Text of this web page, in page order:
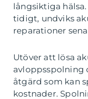
långsiktiga
tidigt, undviks
reparationer
Utöver att lösa
avloppsspolning
åtgärd som kan
kostnader.